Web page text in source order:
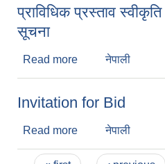
प्राविधिक प्रस्ताव
सूचना
Read more about प्राविधिक
नेपाली
Invitation for Bid
Read more about Invitation
नेपाली